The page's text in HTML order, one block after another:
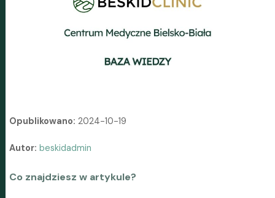
Opublikowano: 2024-10-19
Autor: beskidadmin
Co znajdziesz w artykule?